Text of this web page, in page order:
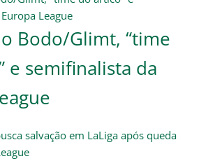
Bodo/Glimt, “time
e semifinalista da